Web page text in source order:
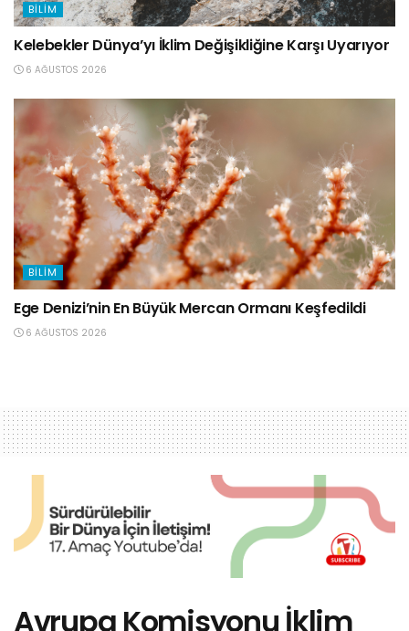
BILIM
Kelebekler Dünya’yı İklim Değişikliğine Karşı Uyarıyor
6 AĞUSTOS 2026
BILIM
Ege Denizi’nin En Büyük Mercan Ormanı Keşfedildi
6 AĞUSTOS 2026
Avrupa Komisyonu İklim